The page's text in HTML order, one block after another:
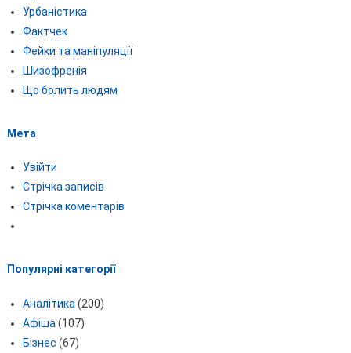
Урбаністика
Фактчек
Фейки та маніпуляції
Шизофренія
Що болить людям
Мета
Увійти
Стрічка записів
Стрічка коментарів
Популярні категорії
Аналітика (200)
Афіша (107)
Бізнес (67)